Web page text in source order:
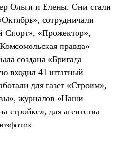
Ольги и Елены. Они стали
сотрудничали
Спорт», «Прожектор»,
правда»
создана «Бригада
входил 41 штатный
для газет «Строим»,
журналов «Наши
стройке», для агентства